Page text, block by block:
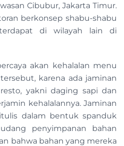
Cibubur, Jakarta Timur.
berkonsep shabu-shabu
di wilayah lain di
akan kehalalan menu
karena ada jaminan
yakni daging sapi dan
kehalalannya. Jaminan
dalam bentuk spanduk
penyimpanan bahan
bahwa bahan yang mereka